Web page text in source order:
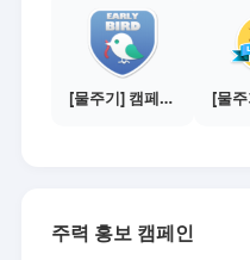
[물주기] 캠페인 참여하기
주력 홍보 캠페인